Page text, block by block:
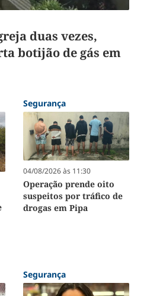
duas vezes,
botijão de gás em
Segurança
04/08/2026 às 11:30
Operação prende oito
suspeitos por tráfico de
drogas em Pipa
Segurança